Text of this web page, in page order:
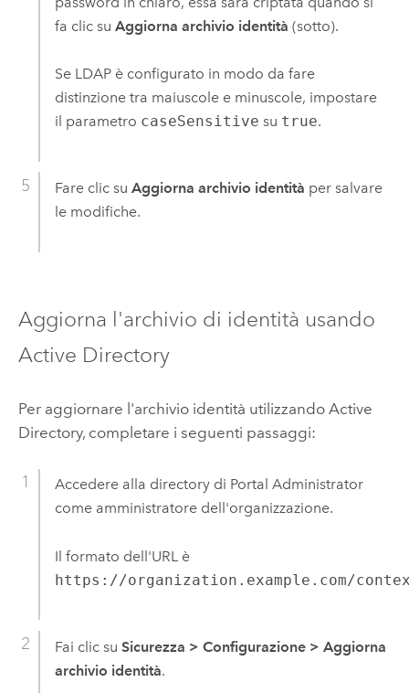
fa clic su Aggiorna archivio identità (sotto).
Se LDAP è configurato in modo da fare
distinzione tra maiuscole e minuscole, impostare
il parametro caseSensitive su true.
Fare clic su Aggiorna archivio identità per salvare
le modifiche.
Aggiorna l'archivio di identità usando
Active Directory
Per aggiornare l'archivio identità utilizzando Active
Directory, completare i seguenti passaggi:
Accedere alla directory di Portal Administrator
come amministratore dell'organizzazione.
Il formato dell'URL è
https://organization.example.com/
Fai clic su Sicurezza > Configurazione > Aggiorna
archivio identità.